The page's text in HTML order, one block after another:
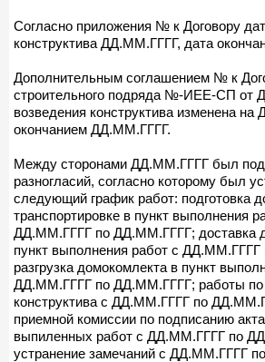
Согласно приложения № к Договору
конструктива ДД.ММ.ГГГГ, дата
Дополнительным соглашением № к
строительного подряда №-ИЕЕ-СП от
возведения конструктива изменена
окончанием ДД.ММ.ГГГГ.
Между сторонами ДД.ММ.ГГГГ был
разногласий, согласно которому был
следующий график работ: подготовка
транспортировке в пункт выполнения
ДД.ММ.ГГГГ по ДД.ММ.ГГГГ; доставка
пункт выполнения работ с
разгрузка домокомлекта в пункт
ДД.ММ.ГГГГ по ДД.ММ.ГГГГ; работы по
конструктива с ДД.ММ.ГГГГ по
приемной комиссии по подписанию
выпиленных работ с ДД.ММ.ГГГГ по
устранение замечаний с ДД.ММ.ГГГГ